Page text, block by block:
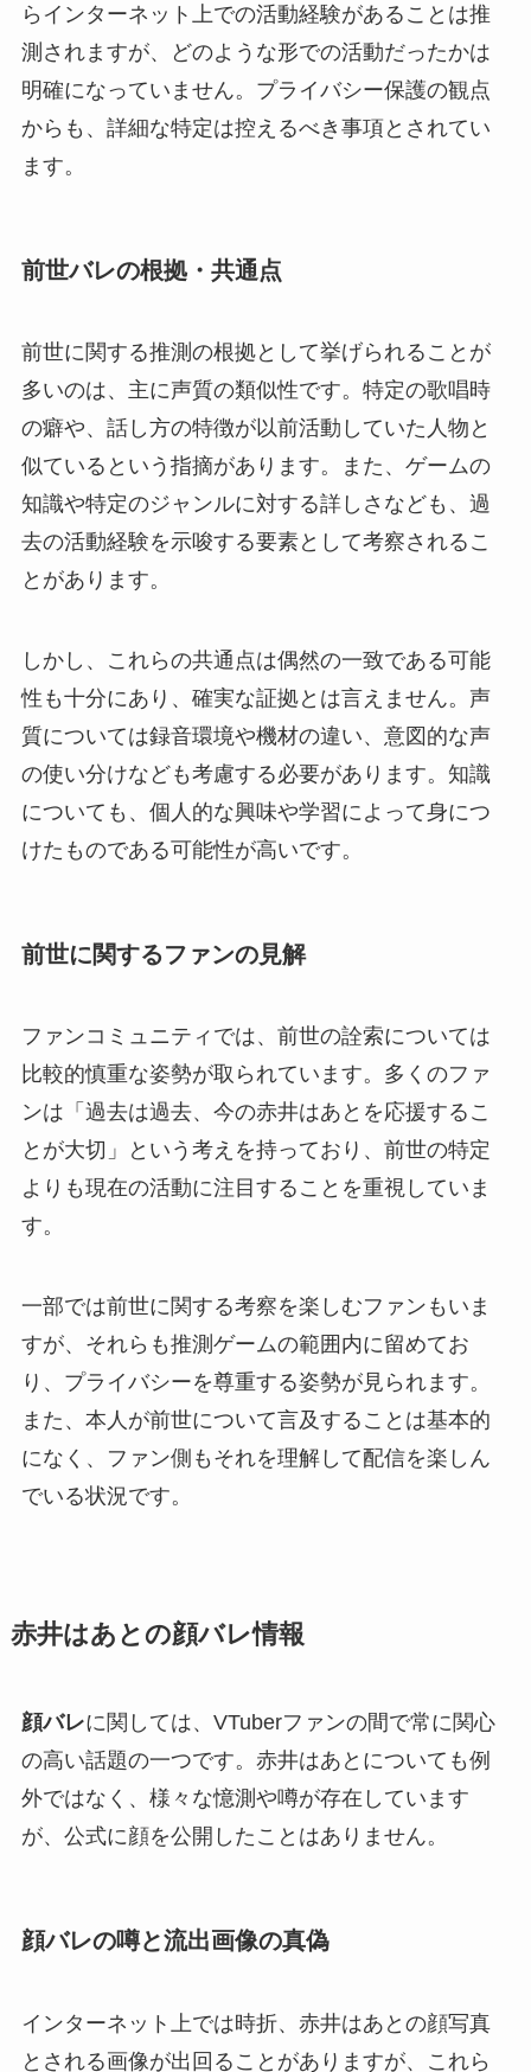
らインターネット上での活動経験があることは推
測されますが、どのような形での活動だったかは
明確になっていません。プライバシー保護の観点
からも、詳細な特定は控えるべき事項とされてい
ます。
前世バレの根拠・共通点
前世に関する推測の根拠として挙げられることが
多いのは、主に声質の類似性です。特定の歌唱時
の癖や、話し方の特徴が以前活動していた人物と
似ているという指摘があります。また、ゲームの
知識や特定のジャンルに対する詳しさなども、過
去の活動経験を示唆する要素として考察されるこ
とがあります。
しかし、これらの共通点は偶然の一致である可能
性も十分にあり、確実な証拠とは言えません。声
質については録音環境や機材の違い、意図的な声
の使い分けなども考慮する必要があります。知識
についても、個人的な興味や学習によって身につ
けたものである可能性が高いです。
前世に関するファンの見解
ファンコミュニティでは、前世の詮索については
比較的慎重な姿勢が取られています。多くのファ
ンは「過去は過去、今の赤井はあとを応援するこ
とが大切」という考えを持っており、前世の特定
よりも現在の活動に注目することを重視していま
す。
一部では前世に関する考察を楽しむファンもいま
すが、それらも推測ゲームの範囲内に留めてお
り、プライバシーを尊重する姿勢が見られます。
また、本人が前世について言及することは基本的
になく、ファン側もそれを理解して配信を楽しん
でいる状況です。
赤井はあとの顔バレ情報
顔バレに関しては、VTuberファンの間で常に関心
の高い話題の一つです。赤井はあとについても例
外ではなく、様々な憶測や噂が存在しています
が、公式に顔を公開したことはありません。
顔バレの噂と流出画像の真偽
インターネット上では時折、赤井はあとの顔写真
とされる画像が出回ることがありますが、これら